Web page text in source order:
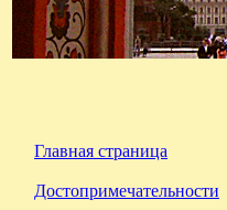
Главная страница
Достопримечательности